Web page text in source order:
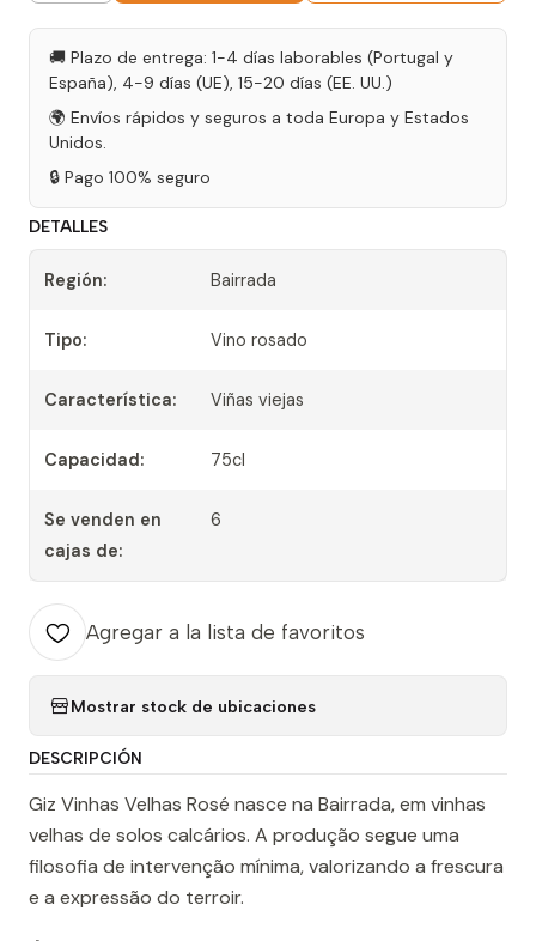
🚚 Plazo de entrega: 1-4 días laborables (Portugal y
España), 4-9 días (UE), 15-20 días (EE. UU.)
🌍 Envíos rápidos y seguros a toda Europa y Estados
Unidos.
🔒 Pago 100% seguro
DETALLES
Región: Bairrada
Tipo: Vino rosado
Característica: Viñas viejas
Capacidad: 75cl
Se venden en
cajas de:
6
Agregar a la lista de favoritos
Mostrar stock de ubicaciones
DESCRIPCIÓN
Giz Vinhas Velhas Rosé nasce na Bairrada, em vinhas
velhas de solos calcários. A produção segue uma
filosofia de intervenção mínima, valorizando a frescura
e a expressão do terroir.